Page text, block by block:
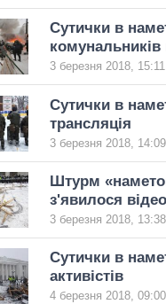
Сутички в
комунальників
3 березня 2018, 15:11
Сутички в
трансляція
3 березня 2018, 14:09
Штурм
з'явилося відео
3 березня 2018, 13:38
Сутички в
активістів
4 березня 2018, 09:00